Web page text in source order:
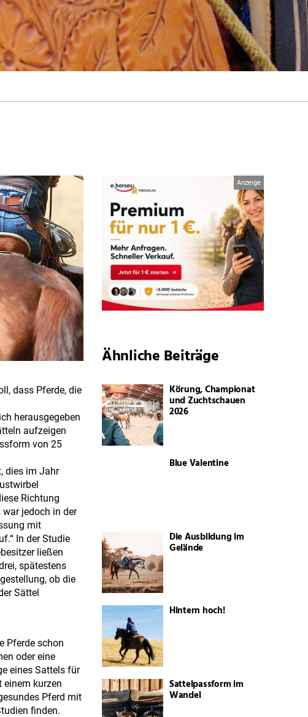
dass Pferde, die
herausgegeben
aufzeigen
von 25
dies im Jahr
Richtung
jedoch in der
mit
In der Studie
ließen
spätestens
ob die
Sättel
Pferde schon
oder eine
eines Sattels für
einem kurzen
Pferd mit
finden.
Ähnliche Beiträge
Körung, Championat
und Zuchtschauen
2026
Blue Valentine
Die Ausbildung im
Gelände
Hintern hoch!
Sattelpassform im
Wandel